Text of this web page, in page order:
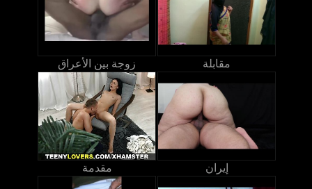
زوجة بين الأعراق مقابلة
مقدمة إيران